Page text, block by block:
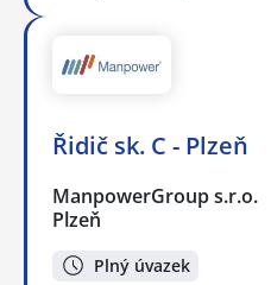
Řidič sk. C - Plzeň
ManpowerGroup s.r.o.
Plzeň
Plný úvazek